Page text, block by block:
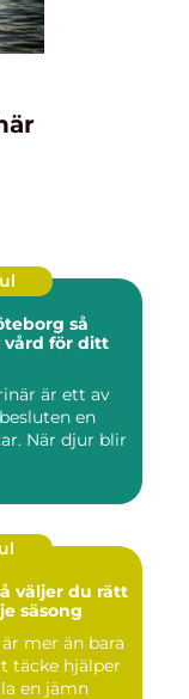
så
för ditt
är ett av
en
När djur blir
säsong
mer än bara
täcke hjälper
en jämn